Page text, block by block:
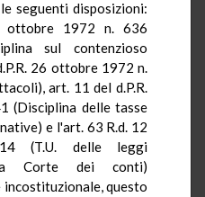
seguenti disposizioni:
ottobre 1972 n. 636
sul contenzioso
26 ottobre 1972 n.
art. 11 del d.P.R.
(Disciplina delle tasse
e l'art. 63 R.d. 12
(T.U. delle leggi
Corte dei conti)
questo